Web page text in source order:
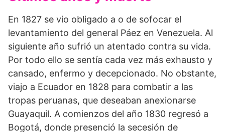
En 1827 se vio obligado a o de sofocar el
levantamiento del general Páez en Venezuela. Al
siguiente año sufrió un atentado contra su vida.
Por todo ello se sentía cada vez más exhausto y
cansado, enfermo y decepcionado. No obstante,
viajo a Ecuador en 1828 para combatir a las
tropas peruanas, que deseaban anexionarse
Guayaquil. A comienzos del año 1830 regresó a
Bogotá, donde presenció la secesión de